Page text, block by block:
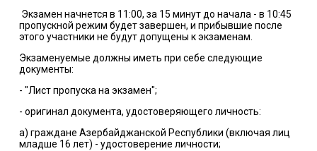
Экзамен начнется в 11:00, за 15 минут до начала - в 10:45
пропускной режим будет завершен, и прибывшие после
этого участники не будут допущены к экзаменам.
Экзаменуемые должны иметь при себе следующие
документы:
- "Лист пропуска на экзамен";
- оригинал документа, удостоверяющего личность:
а) граждане Азербайджанской Республики (включая лиц
младше 16 лет) - удостоверение личности;